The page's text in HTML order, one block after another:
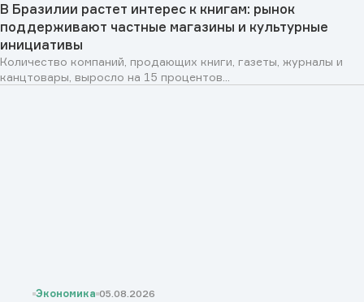
В Бразилии растет интерес к книгам: рынок
поддерживают частные магазины и культурные
инициативы
Количество компаний, продающих книги, газеты, журналы и
канцтовары, выросло на 15 процентов...
Экономика 05.08.2026